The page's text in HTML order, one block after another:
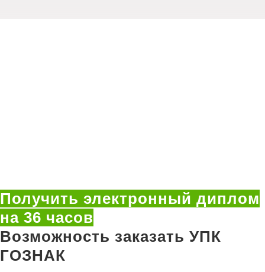
Получить электронный диплом
на 36 часов
Возможность заказать УПК
ГОЗНАК